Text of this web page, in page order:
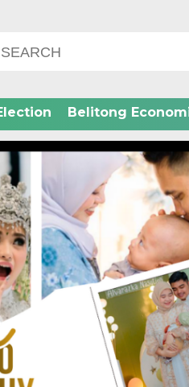
Belitong